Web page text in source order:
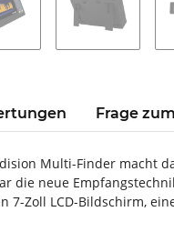
Frage
Multi-Finder macht
neue
7-Zoll LCD-Bildschirm,